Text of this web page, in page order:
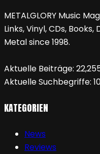
METALGLORY Music
Links, Vinyl, CDs,
Metal since 1998.
Aktuelle Beiträge:
Aktuelle Suchbegriffe:
KATEGORIEN
News
Reviews